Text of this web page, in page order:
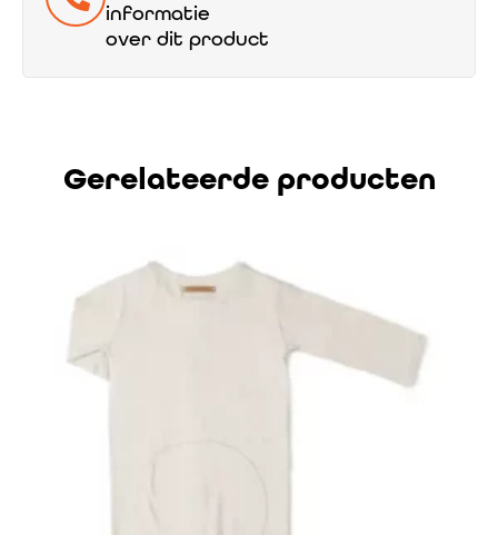
informatie
over dit product
Gerelateerde producten